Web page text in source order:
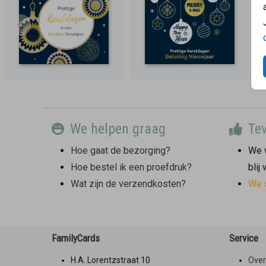
We helpen graag
Hoe gaat de bezorging?
Hoe bestel ik een proefdruk?
Wat zijn de verzendkosten?
We
blij
FamilyCards
H.A. Lorentzstraat 10
Service